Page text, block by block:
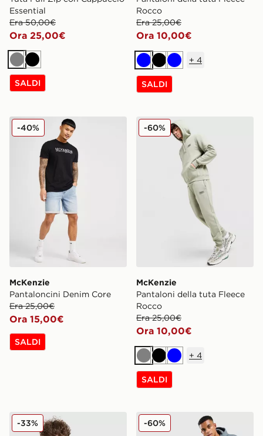
Essential
Era 50,00€
Ora 25,00€
Grigio
Nero
SALDI
Rocco
Era 25,00€
Ora 10,00€
BluNero
Blu
+ 4
SALDI
McKenzie Pantaloncini Denim Core
McKenzie
Pantaloncini Denim Core
Era 25,00€
Ora 15,00€
-40%
SALDI
McKenzie Pantaloni della
McKenzie
Pantaloni della tuta Fleece
Rocco
Era 25,00€
Ora 10,00€
-60%
Grigio
Nero
Blu
+ 4
SALDI
McKenzie Maglia Rocco Junior
-33% McKenzie Pantaloni della
-60%